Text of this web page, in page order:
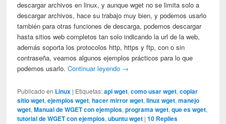
descargar archivos en linux, y aunque wget no se limita solo a
descargar archivos, hace su trabajo muy bien, y podemos usarlo
también para otras funciones de descarga, podemos descargar
hasta sitios web completos tan solo indicando la url de la web,
además soporta los protocolos http, https y ftp, con o sin
contraseña, veamos algunos ejemplos prácticos para lo que
podemos usarlo.Continuar leyendo →
Publicado en Linux | Etiquetas: api wget,como usar wget,copiar
sitio wget,ejemplos wget,hacer mirror wget,linux wget,manejo
wget,Manual de WGET con ejemplos,programa wget,que es wget,
tutorial de WGET con ejemplos,ubuntu wget |10 Replies